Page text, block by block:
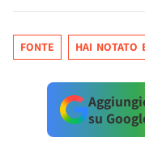
FONTE HAI NOTATO
su